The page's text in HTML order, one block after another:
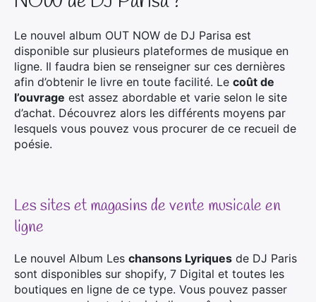
Le nouvel album OUT NOW de DJ Parisa est
disponible sur plusieurs plateformes de musique en
ligne. Il faudra bien se renseigner sur ces dernières
afin d’obtenir le livre en toute facilité. Le coût de
l’ouvrage est assez abordable et varie selon le site
d’achat. Découvrez alors les différents moyens par
lesquels vous pouvez vous procurer de ce recueil de
poésie.
Les sites et magasins de vente musicale en
ligne
Le nouvel Album Les chansons Lyriques de DJ Paris
sont disponibles sur shopify, 7 Digital et toutes les
boutiques en ligne de ce type. Vous pouvez passer